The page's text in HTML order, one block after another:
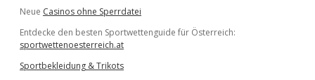
Neue Casinos ohne Sperrdatei
Entdecke den besten Sportwettenguide für Österreich:
sportwettenoesterreich.at
Sportbekleidung & Trikots